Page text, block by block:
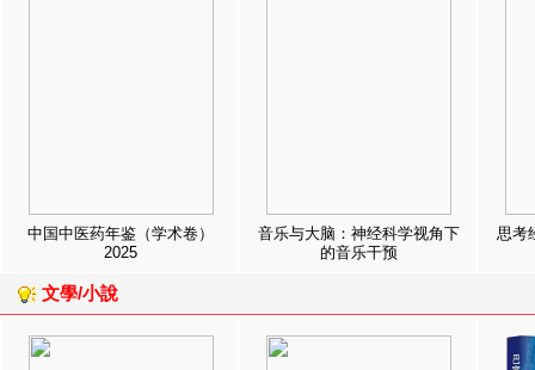
中国中医药年鉴（学术卷）
2025
音乐与大脑：神经科学视角下
的音乐干预
思考
文學/小說